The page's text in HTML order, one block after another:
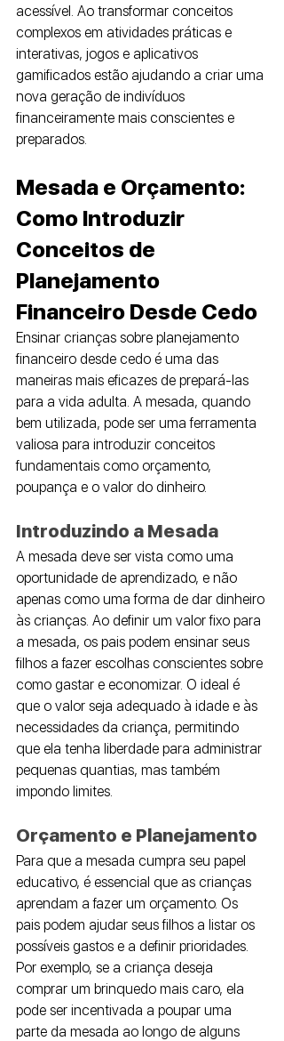
acessível. Ao transformar conceitos
complexos em atividades práticas e
interativas, jogos e aplicativos
gamificados estão ajudando a criar uma
nova geração de indivíduos
financeiramente mais conscientes e
preparados.
Mesada e Orçamento:
Como Introduzir
Conceitos de
Planejamento
Financeiro Desde Cedo
Ensinar crianças sobre planejamento
financeiro desde cedo é uma das
maneiras mais eficazes de prepará-las
para a vida adulta. A mesada, quando
bem utilizada, pode ser uma ferramenta
valiosa para introduzir conceitos
fundamentais como orçamento,
poupança e o valor do dinheiro.
Introduzindo a Mesada
A mesada deve ser vista como uma
oportunidade de aprendizado, e não
apenas como uma forma de dar dinheiro
às crianças. Ao definir um valor fixo para
a mesada, os pais podem ensinar seus
filhos a fazer escolhas conscientes sobre
como gastar e economizar. O ideal é
que o valor seja adequado à idade e às
necessidades da criança, permitindo
que ela tenha liberdade para administrar
pequenas quantias, mas também
impondo limites.
Orçamento e Planejamento
Para que a mesada cumpra seu papel
educativo, é essencial que as crianças
aprendam a fazer um orçamento. Os
pais podem ajudar seus filhos a listar os
possíveis gastos e a definir prioridades.
Por exemplo, se a criança deseja
comprar um brinquedo mais caro, ela
pode ser incentivada a poupar uma
parte da mesada ao longo de alguns